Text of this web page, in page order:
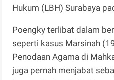
Hukum (LBH) Surabaya
Poengky terlibat dalam
seperti kasus Marsinah
Penodaan Agama di
juga pernah menjabat